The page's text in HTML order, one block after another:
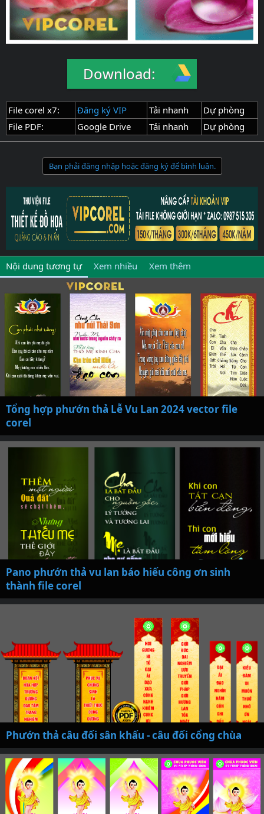
Download:
File corel x7: Đăng ký VIP Tải nhanh
Dự phòng
File PDF:
Google Drive Tải nhanh Dự phòng
Bạn phải đăng nhập hoặc đăng ký để bình luận.
Nội dung tương tự Xem nhiều Xem thêm
Tổng hợp phướn thả Lễ Vu Lan 2024 vector file
corel
Pano phướn thả vu lan báo hiếu công ơn sinh
thành file corel
Phướn thả câu đối sân khấu - câu đối cổng chùa